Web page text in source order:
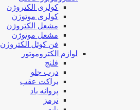
کولری الکتروژن
کولری موتوژن
مشعل الکتروژن
مشعل موتوژن
فن کوئل الکتروژن
لوازم الکتروموتور
فلنج
درب جلو
براکت عقب
پروانه باد
ترمز